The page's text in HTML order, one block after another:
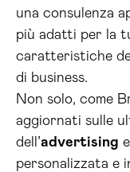
una consulenza
più adatti per la
caratteristiche
di business.
Non solo, come
aggiornati sulle
dell’advertising
personalizzata e